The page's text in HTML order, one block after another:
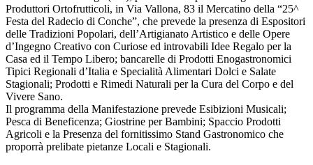
Produttori Ortofrutticoli, in Via Vallona, 83 il Mercatino della “25^
Festa del Radecio di Conche”, che prevede la presenza di Espositori
delle Tradizioni Popolari, dell’Artigianato Artistico e delle Opere
d’Ingegno Creativo con Curiose ed introvabili Idee Regalo per la
Casa ed il Tempo Libero; bancarelle di Prodotti Enogastronomici
Tipici Regionali d’Italia e Specialità Alimentari Dolci e Salate
Stagionali; Prodotti e Rimedi Naturali per la Cura del Corpo e del
Vivere Sano.
Il programma della Manifestazione prevede Esibizioni Musicali;
Pesca di Beneficenza; Giostrine per Bambini; Spaccio Prodotti
Agricoli e la Presenza del fornitissimo Stand Gastronomico che
proporrà prelibate pietanze Locali e Stagionali.